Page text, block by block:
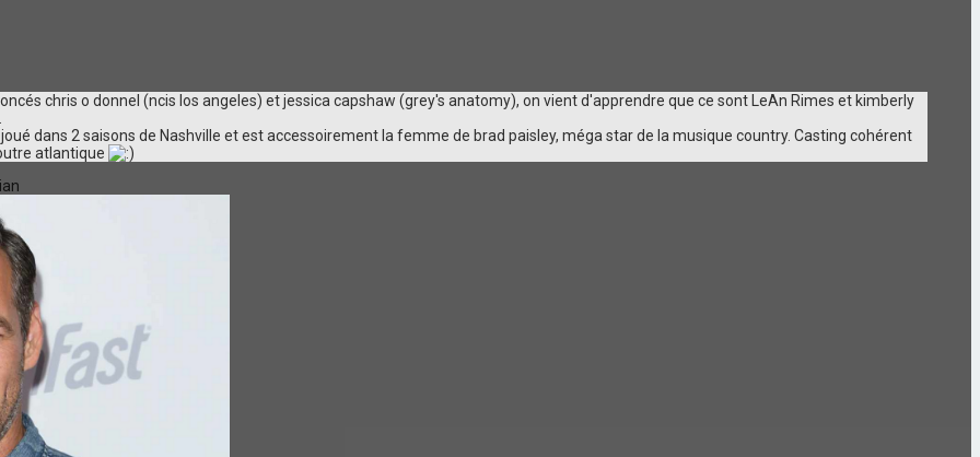
chris o donnel (ncis los angeles) et jessica capshaw (grey's anatomy), on vient d'apprendre que ce sont LeAn Rimes et kimberly
dans 2 saisons de Nashville et est accessoirement la femme de brad paisley, méga star de la musique country. Casting cohérent
atlantique